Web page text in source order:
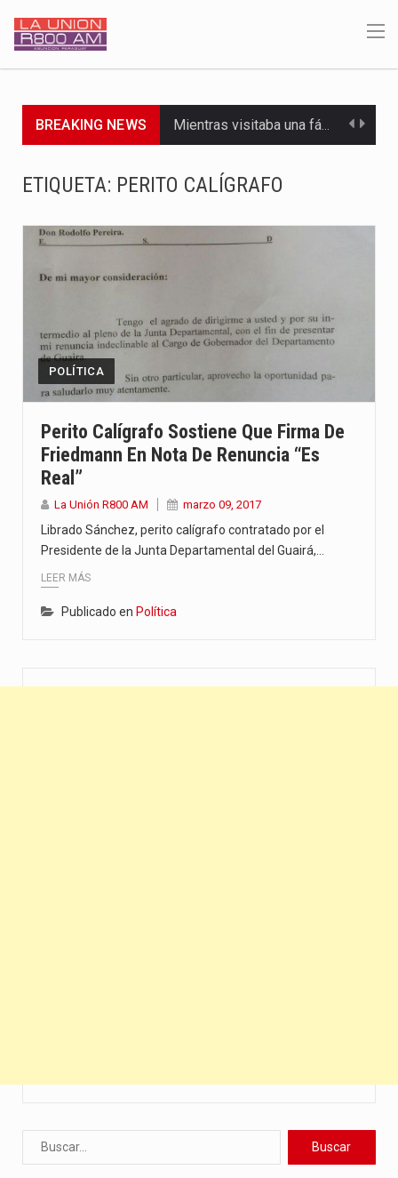
BREAKING NEWS Mientras visitaba una fábrica de armamentos en San Paulo, el…
Una familia atravesó momentos de extrema tensión durante la madrugada…
El amanecer de este miércoles se caracteriza por un ambiente…
ETIQUETA: PERITO CALÍGRAFO
POLÍTICA
Perito Calígrafo Sostiene Que Firma De
Friedmann En Nota De Renuncia “es
Real”
La Unión R800 AM marzo 09, 2017
Librado Sánchez, perito calígrafo contratado por el
Presidente de la Junta Departamental del Guairá,…
LEER MÁS
Publicado en Política